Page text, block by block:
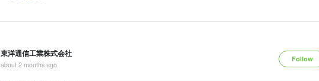
東洋通信工業株式会社
about 2 months ago
Follow